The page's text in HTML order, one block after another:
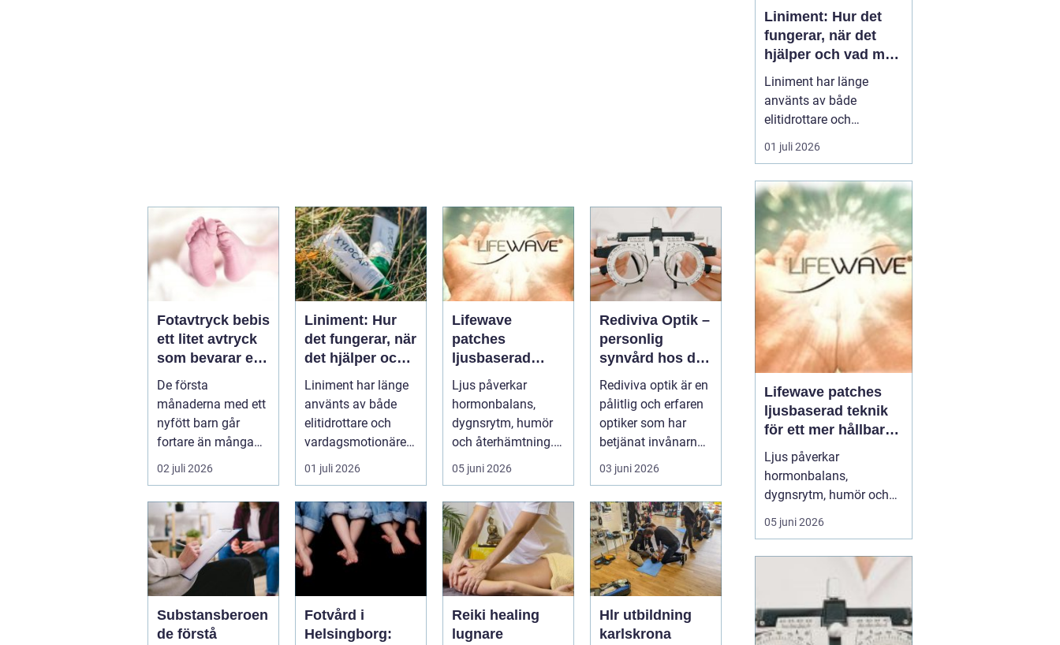
Fotavtryck bebis
ett litet avtryck
som bevarar en
stor stund
De första
månaderna med ett
nyfött barn går
fortare än många
hinner med. Ena
dagen ryms hela
foten i...
02 juli 2026
Liniment: Hur
det fungerar, när
det hjälper och
vad man bör
tänka på
Liniment har länge
använts av både
elitidrottare och
vardagsmotionärer
för...
01 juli 2026
Lifewave
patches
ljusbaserad
teknik för ett
mer hållbart
välbefinnande
Ljus påverkar
hormonbalans,
dygnsrytm, humör
och återhämtning.
Under senare år har
en ny typ av prod...
05 juni 2026
Rediviva Optik –
personlig
synvård hos din
optiker i
Uppsala
Rediviva optik är en
pålitlig och erfaren
optiker som har
betjänat invånarna
03 juni 2026
Substansberoen
de förstå
Fotvård i
Helsingborg:
Reiki healing
lugnare
Hlr utbildning
karlskrona
Liniment: Hur det
fungerar, när det
hjälper och vad man
bör tänka på
Liniment har länge
använts av både
elitidrottare och
vardagsmotionärer för
att lindra värk, stelhet
hur fungerar dessa
krämer egentligen, vad
innehåller de och när
passar de b&...
01 juli 2026
Lifewave patches
ljusbaserad teknik
för ett mer hållbart
välbefinnande
Ljus påverkar
hormonbalans,
dygnsrytm, humör och
återhämtning. Under
senare år har en ny typ
gränslandet mellan
egen biologi:Lifewave
patches. De är små
05 juni 2026